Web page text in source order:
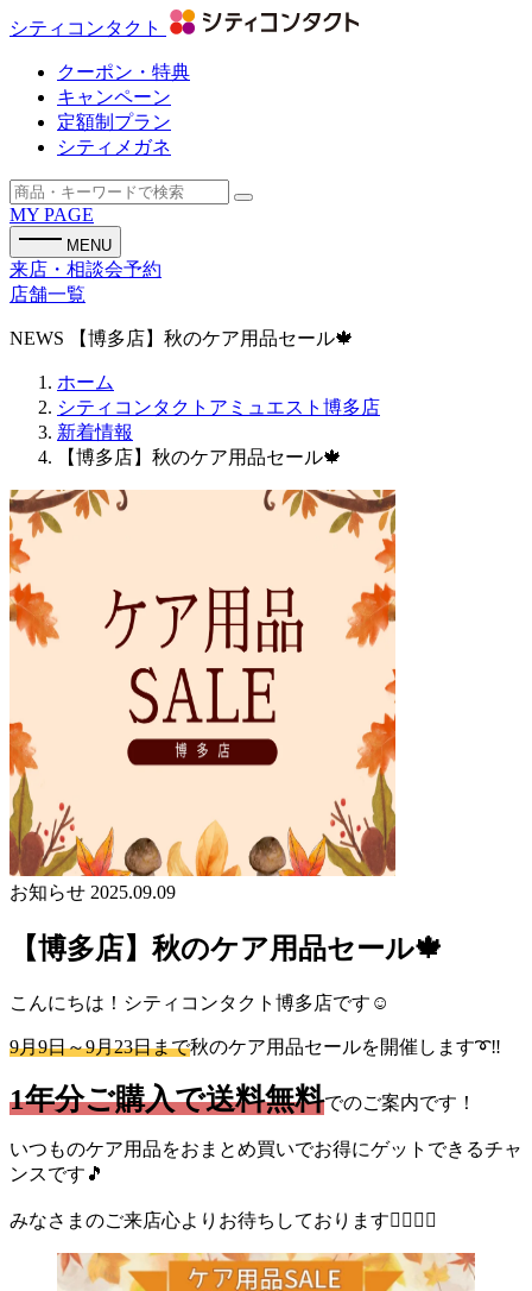
シティコンタクト
クーポン・特典
キャンペーン
定額制プラン
シティメガネ
MY PAGE
MENU
来店・相談会予約
店舗一覧
NEWS 【博多店】秋のケア用品セール🍁
ホーム
シティコンタクトアミュエスト博多店
新着情報
【博多店】秋のケア用品セール🍁
お知らせ 2025.09.09
【博多店】秋のケア用品セール🍁
こんにちは！シティコンタクト博多店です☺
9月9日～9月23日まで秋のケア用品セールを開催します➰‼
1年分ご購入で送料無料でのご案内です！
いつものケア用品をおまとめ買いでお得にゲットできるチャ
ンスです🎵
みなさまのご来店心よりお待ちしております💁🏻‍♀️✨